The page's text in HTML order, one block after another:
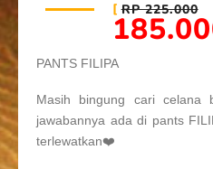
RP 225.000
PANTS FILIPA
Masih bingung cari celana
jawabannya ada di pants
terlewatkan❤️